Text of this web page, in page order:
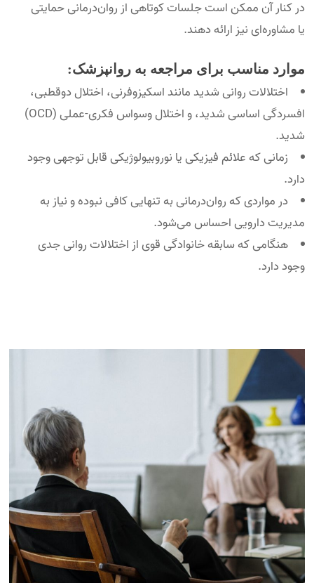
در کنار آن ممکن است جلسات کوتاهی از روان‌درمانی حمایتی
یا مشاوره‌ای نیز ارائه دهند.
موارد مناسب برای مراجعه به روانپزشک:
اختلالات روانی شدید مانند اسکیزوفرنی، اختلال دوقطبی،
افسردگی اساسی شدید، و اختلال وسواس فکری-عملی (OCD)
شدید.
زمانی که علائم فیزیکی یا نوروبیولوژیکی قابل توجهی وجود
دارد.
در مواردی که روان‌درمانی به تنهایی کافی نبوده و نیاز به
مدیریت دارویی احساس می‌شود.
هنگامی که سابقه خانوادگی قوی از اختلالات روانی جدی
وجود دارد.